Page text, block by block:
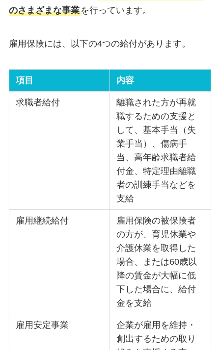
のさまざまな事業を行っています。
雇用保険には、以下の4つの給付があります。
項目 内容
求職者給付
離職された方が再就
職するための支援と
して、基本手当（失
業手当）、傷病手
当、高年齢求職者給
付金、特定理由離職
者の訓練手当などを
支給
雇用継続給付
雇用保険の被保険者
の方が、育児休業や
介護休業を取得した
場合、または60歳以
降の賃金が大幅に低
下した場合に、給付
金を支給
雇用安定事業
企業が雇用を維持・
創出するための取り